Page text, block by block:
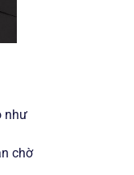
như
chờ